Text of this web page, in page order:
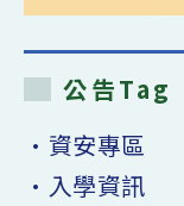
公告Tag
•資安專區
•入學資訊